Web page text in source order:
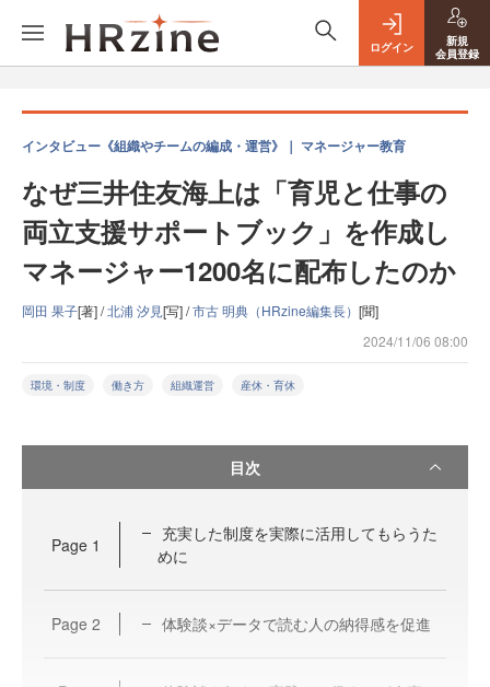
ログイン
新規
会員登録
インタビュー《組織やチームの編成・運営》｜ マネージャー教育
なぜ三井住友海上は「育児と仕事の
両立支援サポートブック」を作成し
マネージャー1200名に配布したのか
岡田 果子[著] /北浦 汐見[写] /市古 明典（HRzine編集長） [聞]
2024/11/06 08:00
環境・制度 働き方 組織運営 産休・育休
目次
Page 1
充実した制度を実際に活用してもらうた
めに
Page 2 体験談×データで読む人の納得感を促進